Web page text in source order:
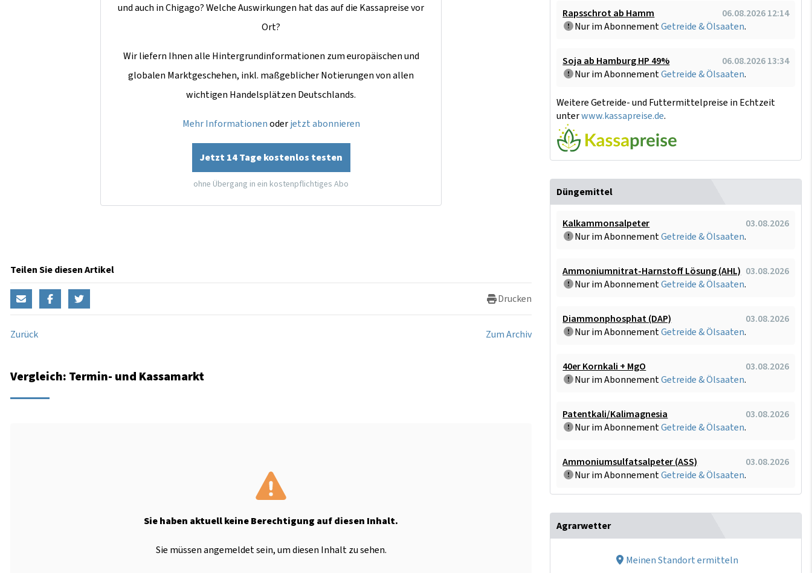
und auch in Chigago? Welche Auswirkungen hat das auf die Kassapreise vor
Ort?
Wir liefern Ihnen alle Hintergrundinformationen zum europäischen und
globalen Marktgeschehen, inkl. maßgeblicher Notierungen von allen
wichtigen Handelsplätzen Deutschlands.
Mehr Informationenoderjetzt abonnieren
Jetzt 14 Tage kostenlos testen
ohne Übergang in ein kostenpflichtiges Abo
Teilen Sie diesen Artikel
Drucken
Zurück Zum Archiv
Vergleich: Termin- und Kassamarkt
Sie haben aktuell keine Berechtigung auf diesen Inhalt.
Sie müssen angemeldet sein, um diesen Inhalt zu sehen.
Rapsschrot ab Hamm
06.08.2026 12:14
Nur im AbonnementGetreide & Ölsaaten.
Soja ab Hamburg HP 49%
06.08.2026 13:34
Nur im AbonnementGetreide & Ölsaaten.
Weitere Getreide- und Futtermittelpreise in Echtzeit
unterwww.kassapreise.de.
Düngemittel
Kalkammonsalpeter
03.08.2026
Nur im AbonnementGetreide & Ölsaaten.
Ammoniumnitrat-Harnstoff Lösung (AHL) 03.08.2026
Nur im AbonnementGetreide & Ölsaaten.
Diammonphosphat (DAP)
03.08.2026
Nur im AbonnementGetreide & Ölsaaten.
40er Kornkali + MgO
03.08.2026
Nur im AbonnementGetreide & Ölsaaten.
Patentkali/Kalimagnesia
03.08.2026
Nur im AbonnementGetreide & Ölsaaten.
Ammoniumsulfatsalpeter (ASS)
03.08.2026
Nur im AbonnementGetreide & Ölsaaten.
Agrarwetter
Meinen Standort ermitteln